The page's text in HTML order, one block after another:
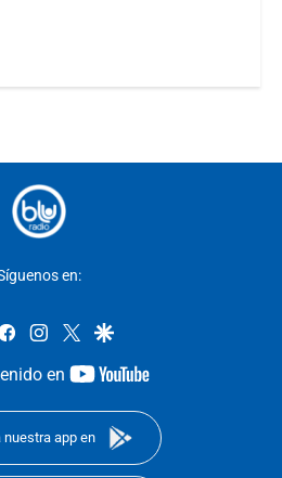
en:
facebookinstagram
twittergoogle
en
youtube-
nuestra app en